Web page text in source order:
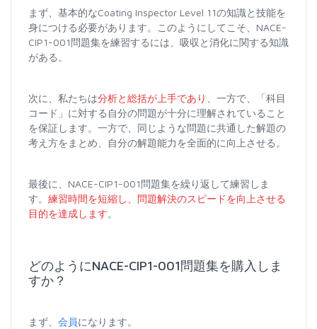
まず、基本的なCoating Inspector Level 11の知識と技能を
身につける必要があります。このようにしてこそ、NACE-
CIP1-001問題集を練習するには、吸収と消化に関する知識
がある。
次に、私たちは分析と総括が上手であり
、一方で、「科目
コード」に対する自分の問題が十分に理解されていること
を保証します。一方で、同じような問題に共通した解題の
考え方をまとめ、自分の解題能力を全面的に向上させる。
最後に、NACE-CIP1-001問題集を繰り返して練習しま
す。 練習時間を短縮し、問題解決のスピードを向上させる
目的を達成します。
どのようにNACE-CIP1-001問題集を購入しま
すか？
まず、 会員になります。